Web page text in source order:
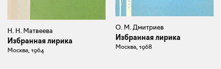
Н. Н. Матвеева
Избранная лирика
Москва, 1964
О. М. Дмитриев
Избранная лирика
Москва, 1968